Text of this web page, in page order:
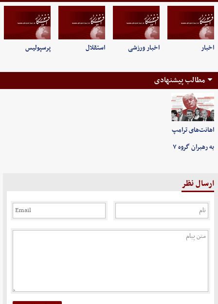
اخبار اخبار ورزشی استقلال پرسپولیس
مطالب پیشنهادی
اهانت‌های ترامپ
به رهبران گروه ۷
ارسال نظر